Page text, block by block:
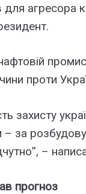
для агресора
проти
захисту
за
–
прогноз